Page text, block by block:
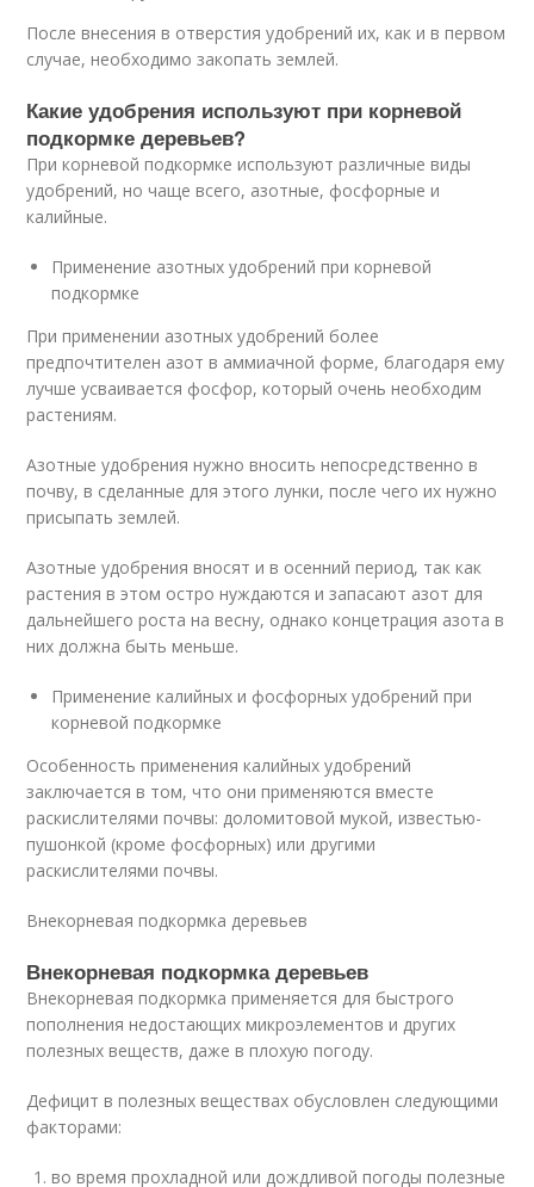
После внесения в отверстия удобрений их, как и в первом
случае, необходимо закопать землей.
Какие удобрения используют при корневой
подкормке деревьев?
При корневой подкормке используют различные виды
удобрений, но чаще всего, азотные, фосфорные и
калийные.
Применение азотных удобрений при корневой
подкормке
При применении азотных удобрений более
предпочтителен азот в аммиачной форме, благодаря ему
лучше усваивается фосфор, который очень необходим
растениям.
Азотные удобрения нужно вносить непосредственно в
почву, в сделанные для этого лунки, после чего их нужно
присыпать землей.
Азотные удобрения вносят и в осенний период, так как
растения в этом остро нуждаются и запасают азот для
дальнейшего роста на весну, однако концетрация азота в
них должна быть меньше.
Применение калийных и фосфорных удобрений при
корневой подкормке
Особенность применения калийных удобрений
заключается в том, что они применяются вместе
раскислителями почвы: доломитовой мукой, известью-
пушонкой (кроме фосфорных) или другими
раскислителями почвы.
Внекорневая подкормка деревьев
Внекорневая подкормка деревьев
Внекорневая подкормка применяется для быстрого
пополнения недостающих микроэлементов и других
полезных веществ, даже в плохую погоду.
Дефицит в полезных веществах обусловлен следующими
факторами:
во время прохладной или дождливой погоды полезные